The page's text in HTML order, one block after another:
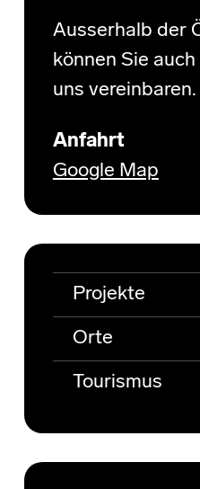
Ausserhalb der
können Sie
uns vereinbaren.
Anfahrt
Google Map
Projekte
Orte
Tourismus